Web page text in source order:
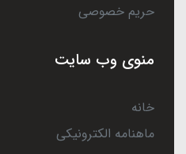
حریم خصوصی
منوی وب سایت
خانه
ماهنامه الکترونیکی